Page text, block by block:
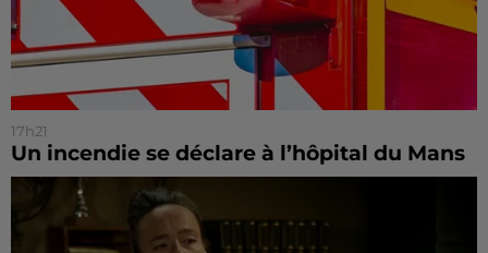
17h21
Un incendie se déclare à l’hôpital du Mans